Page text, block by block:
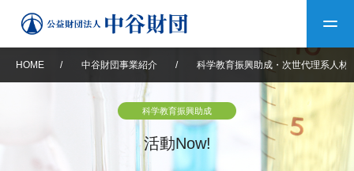
中谷財団について
HOME / 中谷財団事業紹介 / 科学教育振興助成・次世代理系人材
科学教育振興助成
活動Now!